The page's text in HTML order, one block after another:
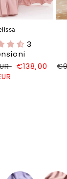
3
Prezzo
€138,00